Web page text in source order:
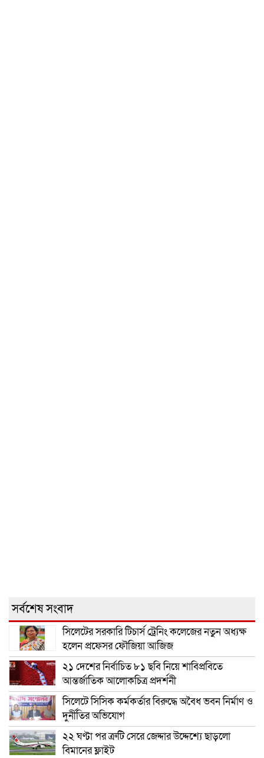
সর্বশেষ সংবাদ
সিলেটের সরকারি টিচার্স ট্রেনিং কলেজের নতুন অধ্যক্ষ
হলেন প্রফেসর ফৌজিয়া আজিজ
২১ দেশের নির্বাচিত ৮১ ছবি নিয়ে শাবিপ্রবিতে
আন্তর্জাতিক আলোকচিত্র প্রদর্শনী
সিলেটে সিসিক কর্মকর্তার বিরুদ্ধে অবৈধ ভবন নির্মাণ ও
দুর্নীতির অভিযোগ
২২ ঘণ্টা পর ত্রুটি সেরে জেদ্দার উদ্দেশ্যে ছাড়লো
বিমানের ফ্লাইট